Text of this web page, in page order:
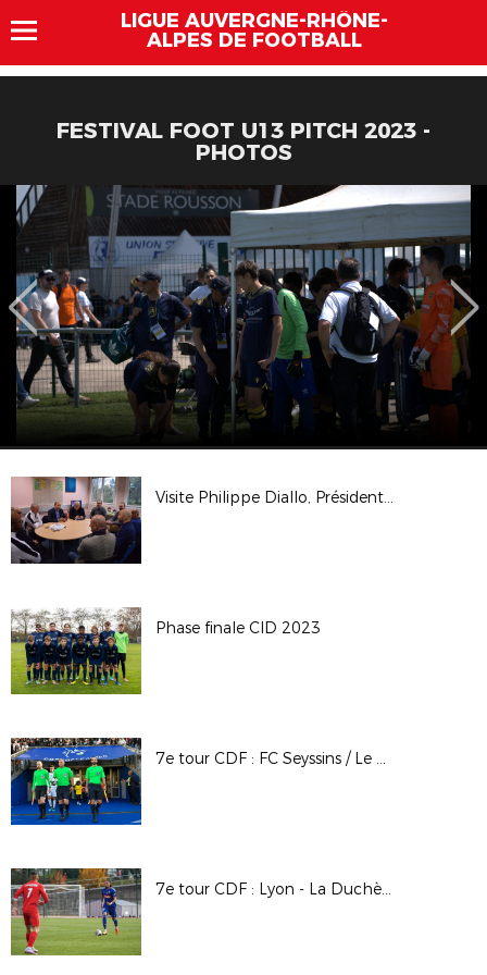
LIGUE AUVERGNE-RHÔNE-
ALPES DE FOOTBALL
FESTIVAL FOOT U13 PITCH 2023 -
PHOTOS
Visite Philippe Diallo, Président de la FFF et de Pascal Parent, Président de la LAuRAFoot, membre du COMEX au Collège de la Clavelière (Oullins)
Phase finale CID 2023
7e tour CDF : FC Seyssins / Le Puy F. 43 Auv.
7e tour CDF : Lyon - La Duchère / SC Bastia